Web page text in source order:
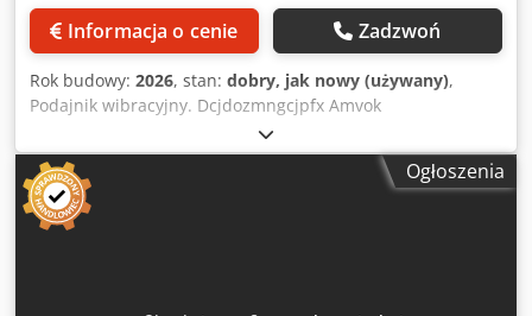
Informacja o cenie Zadzwoń
Rok budowy: 2026, stan: dobry, jak nowy (używany),
Podajnik wibracyjny. Dcjdozmngcjpfx Amvok
Ogłoszenia